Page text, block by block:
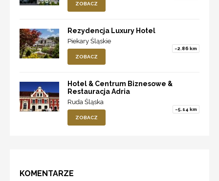
ZOBACZ
Rezydencja Luxury Hotel
Piekary Śląskie
~2.86 km
ZOBACZ
Hotel & Centrum Biznesowe &
Restauracja Adria
Ruda Śląska
~5.14 km
ZOBACZ
KOMENTARZE